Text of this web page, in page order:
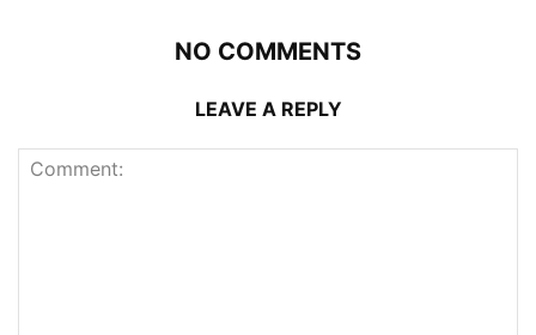
NO COMMENTS
LEAVE A REPLY